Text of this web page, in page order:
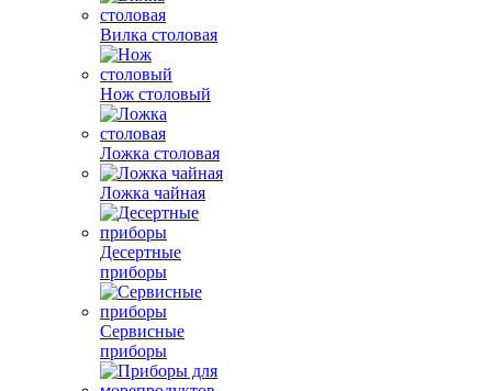
Вилка столовая
Нож столовый
Ложка столовая
Ложка чайная
Десертные
приборы
Сервисные
приборы